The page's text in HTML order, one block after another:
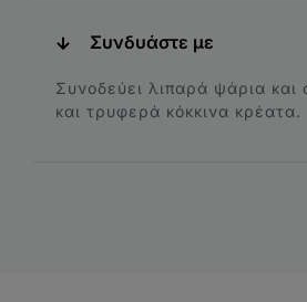
Συνδυάστε με
Συνοδεύει λιπαρά ψάρια και
και τρυφερά κόκκινα κρέατα.